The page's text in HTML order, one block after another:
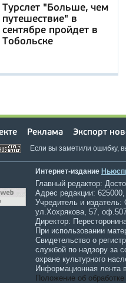
Турслет "Больше, чем
путешествие" в
сентябре пройдет в
Тобольске
Реклама Экспорт
Если вы заметили ошибку,
Интернет-издание
Главный редактор:
Адрес редакции:
Учредитель и
ул.Хохрякова, 57,
Директор:
При использовании
Свидетельство о
службой по надзору за
охране культурного
Информационная лента
Положение об